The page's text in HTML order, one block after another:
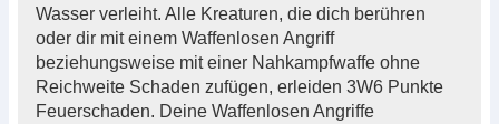
Wasser verleiht. Alle Kreaturen, die dich berühren
oder dir mit einem Waffenlosen Angriff
beziehungsweise mit einer Nahkampfwaffe ohne
Reichweite Schaden zufügen, erleiden 3W6 Punkte
Feuerschaden. Deine Waffenlosen Angriffe